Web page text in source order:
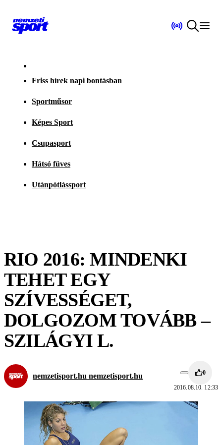
Friss hírek napi bontásban
Sportműsor
Képes Sport
Csupasport
Hátsó füves
Utánpótlássport
RIO 2016: MINDENKI
TEHET EGY
SZÍVESSÉGET,
DOLGOZOM TOVÁBB –
SZILÁGYI L.
nemzetisport.hu nemzetisport.hu 0
2016.08.10. 12:33